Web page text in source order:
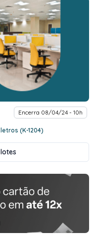
Encerra 08/04/24 - 10h
(K-1204)